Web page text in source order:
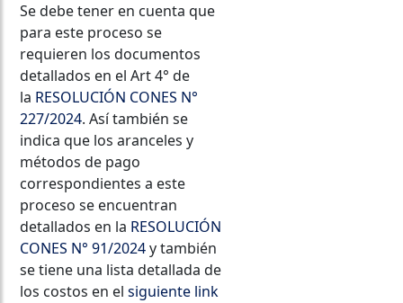
Se debe tener en cuenta que
para este proceso se
requieren los documentos
detallados en el Art 4° de
la RESOLUCIÓN CONES N°
227/2024. Así también se
indica que los aranceles y
métodos de pago
correspondientes a este
proceso se encuentran
detallados en la RESOLUCIÓN
CONES N° 91/2024y también
se tiene una lista detallada de
los costos en el siguiente link